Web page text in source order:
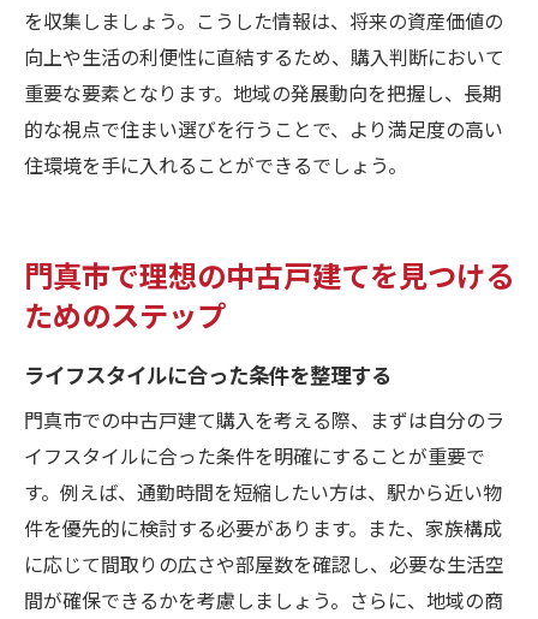
を収集しましょう。こうした情報は、将来の資産価値の
向上や生活の利便性に直結するため、購入判断において
重要な要素となります。地域の発展動向を把握し、長期
的な視点で住まい選びを行うことで、より満足度の高い
住環境を手に入れることができるでしょう。
門真市で理想の中古戸建てを見つける
ためのステップ
ライフスタイルに合った条件を整理する
門真市での中古戸建て購入を考える際、まずは自分のラ
イフスタイルに合った条件を明確にすることが重要で
す。例えば、通勤時間を短縮したい方は、駅から近い物
件を優先的に検討する必要があります。また、家族構成
に応じて間取りの広さや部屋数を確認し、必要な生活空
間が確保できるかを考慮しましょう。さらに、地域の商